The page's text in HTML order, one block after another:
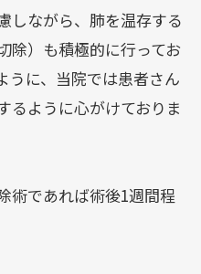
イント
しながら、肺を温存する
除）も積極的に行ってお
うに、当院では患者さん
るように心がけておりま
術であれば術後1週間程